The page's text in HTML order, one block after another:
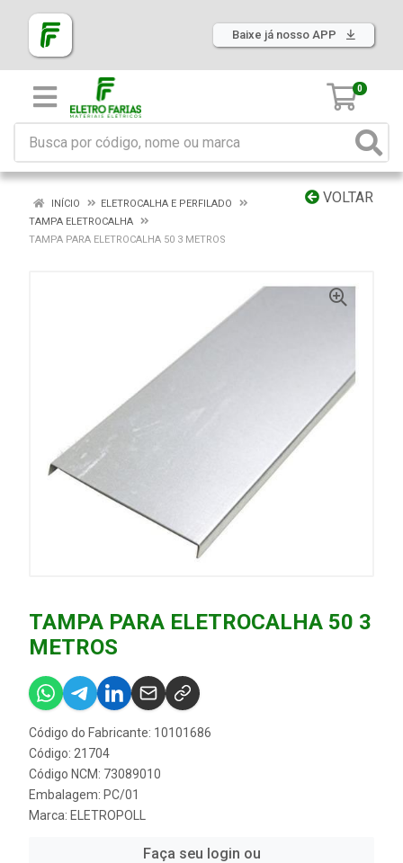
Baixe já nosso APP
0
VOLTAR
INÍCIO
ELETROCALHA E PERFILADO
TAMPA ELETROCALHA
TAMPA PARA ELETROCALHA 50 3 METROS
TAMPA PARA ELETROCALHA 50 3
METROS
Código do Fabricante: 10101686
Código: 21704
Código NCM: 73089010
Embalagem: PC/01
Marca: ELETROPOLL
Faça seu login ou